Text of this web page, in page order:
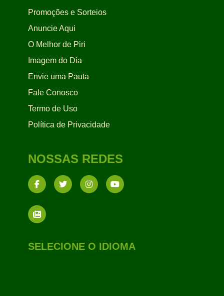
Promoções e Sorteios
Anuncie Aqui
O Melhor de Piri
Imagem do Dia
Envie uma Pauta
Fale Conosco
Termo de Uso
Política de Privacidade
NOSSAS REDES
SELECIONE O IDIOMA